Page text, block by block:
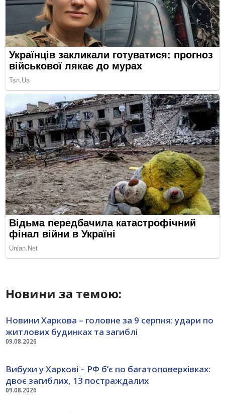
Новини за темою:
09.08.2026
Новини Харкова – головне за 9 серпня: удари по
житлових будинках та загиблі
09.08.2026
Вибухи у Харкові – РФ б’є по багатоповерхівках:
двоє загиблих, 13 постраждалих